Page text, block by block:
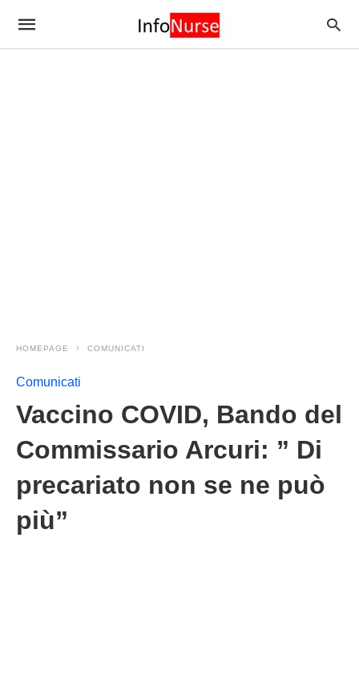
HOMEPAGE COMUNICATI
Comunicati
Vaccino COVID, Bando del
Commissario Arcuri: ” Di
precariato non se ne può
più”